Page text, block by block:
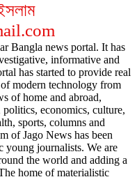
Bangla news portal. It has
informative and
has started to provide real
modern technology from
of home and abroad,
economics, culture,
sports, columns and
of Jago News has been
young journalists. We are
the world and adding a
home of materialistic